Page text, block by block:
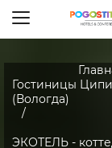
Гостиницы
(Вологда)
ЭКОТЕЛЬ -